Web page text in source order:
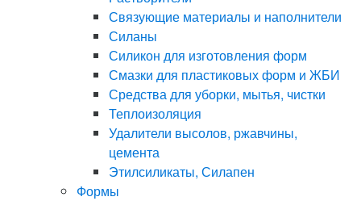
Связующие материалы и наполнители
Силаны
Силикон для изготовления форм
Смазки для пластиковых форм и ЖБИ
Средства для уборки, мытья, чистки
Теплоизоляция
Удалители высолов, ржавчины,
цемента
Этилсиликаты, Силапен
Формы